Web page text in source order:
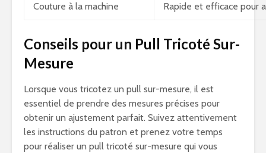
Couture à la machine Rapide et efficace pour
Conseils pour un Pull Tricoté Sur-
Mesure
Lorsque vous tricotez un pull sur-mesure, il est
essentiel de prendre des mesures précises pour
obtenir un ajustement parfait. Suivez attentivement
les instructions du patron et prenez votre temps
pour réaliser un pull tricoté sur-mesure qui vous